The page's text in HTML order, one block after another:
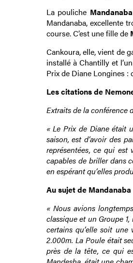
La pouliche Mandanaba
Mandanaba, excellente
course. C’est une fille de
Cankoura, elle, vient de
installé à Chantilly et
Prix de Diane Longines :
Les citations de
Extraits de la conférence
« Le Prix de Diane était
saison, est d’avoir des
représentées, ce qui est
capables de briller dans
en espérant qu’elles
Au sujet de Mandanaba
« Nous avions
classique et un Groupe
certains qu’elle soit
2.000m. La Poule était
près de la tête, ce qui